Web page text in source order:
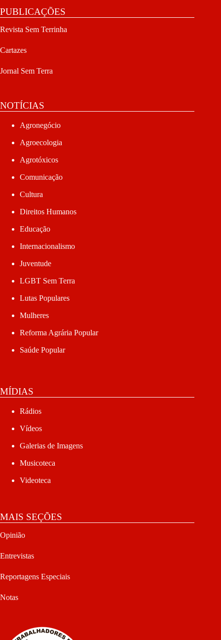
PUBLICAÇÕES
Revista Sem Terrinha
Cartazes
Jornal Sem Terra
NOTÍCIAS
Agronegócio
Agroecologia
Agrotóxicos
Comunicação
Cultura
Direitos Humanos
Educação
Internacionalismo
Juventude
LGBT Sem Terra
Lutas Populares
Mulheres
Reforma Agrária Popular
Saúde Popular
MÍDIAS
Rádios
Vídeos
Galerias de Imagens
Musicoteca
Videoteca
MAIS SEÇÕES
Opinião
Entrevistas
Reportagens Especiais
Notas